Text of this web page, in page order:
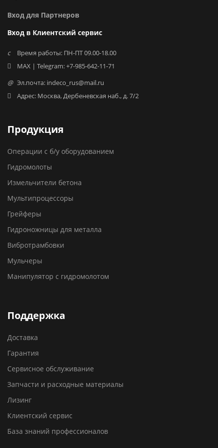
Вход для Партнеров
Вход в Клиентский сервис
Время работы: ПН-ПТ 09.00-18.00
MAX | Telegram: +7-985-642-11-71
Эл.почта: indeco_rus@mail.ru
Адрес: Москва, Дербеневская наб., д. 7/2
Продукция
Операции с б/у оборудованием
Гидромолоты
Измельчители бетона
Мультипроцессоры
Грейферы
Гидроножницы для металла
Вибротрамбовки
Мульчеры
Манипулятор с гидромолотом
Поддержка
Доставка
Гарантия
Сервисное обслуживание
Запчасти и расходные материалы
Лизинг
Клиентский сервис
База знаний профессионалов